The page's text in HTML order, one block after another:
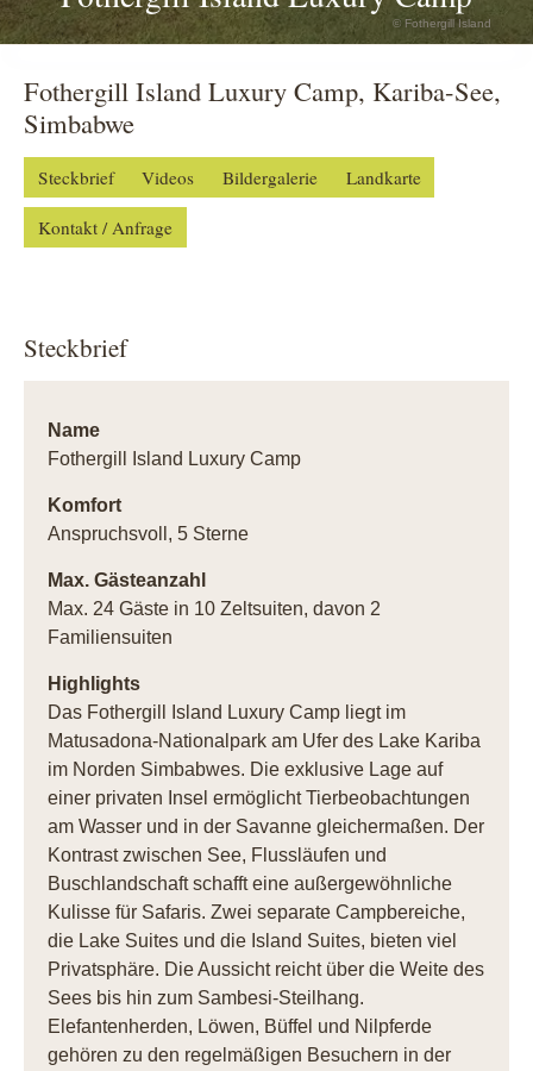
© Fothergill Island
Fothergill Island Luxury Camp, Kariba-See,
Simbabwe
Steckbrief Videos Bildergalerie Landkarte
Kontakt / Anfrage
Steckbrief
Name
Fothergill Island Luxury Camp
Komfort
Anspruchsvoll, 5 Sterne
Max. Gästeanzahl
Max. 24 Gäste in 10 Zeltsuiten, davon 2
Familiensuiten
Highlights
Das Fothergill Island Luxury Camp liegt im
Matusadona-Nationalpark am Ufer des Lake Kariba
im Norden Simbabwes. Die exklusive Lage auf
einer privaten Insel ermöglicht Tierbeobachtungen
am Wasser und in der Savanne gleichermaßen. Der
Kontrast zwischen See, Flussläufen und
Buschlandschaft schafft eine außergewöhnliche
Kulisse für Safaris. Zwei separate Campbereiche,
die Lake Suites und die Island Suites, bieten viel
Privatsphäre. Die Aussicht reicht über die Weite des
Sees bis hin zum Sambesi-Steilhang.
Elefantenherden, Löwen, Büffel und Nilpferde
gehören zu den regelmäßigen Besuchern in der